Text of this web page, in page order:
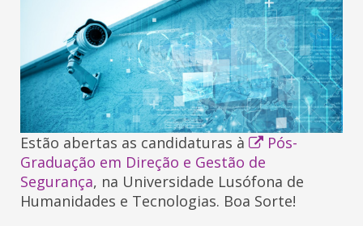
Estão abertas as candidaturas à
Pós-
Graduação em Direção e Gestão de
Segurança, na Universidade Lusófona de
Humanidades e Tecnologias. Boa Sorte!